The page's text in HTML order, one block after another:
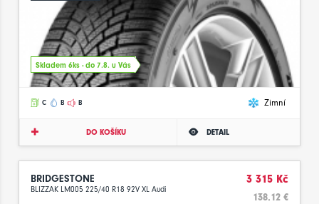
Skladem 6ks - do 7.8. u Vás
C B B Zimní
DO KOŠÍKU DETAIL
BRIDGESTONE
BLIZZAK LM005 225/40 R18 92V XL Audi
3 315 Kč
138.12 €